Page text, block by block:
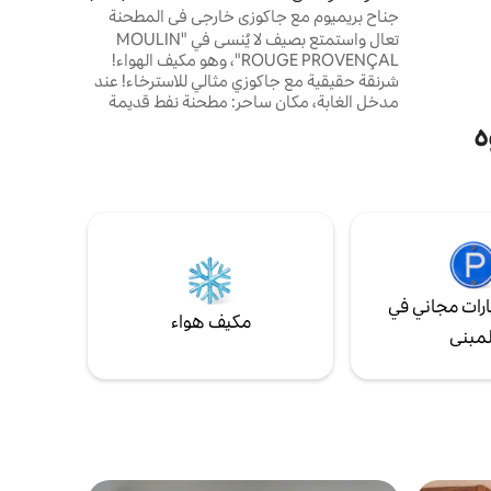
جناح بريميوم مع جاكوزي خارجي في المطحنة
تعال واستمتع بصيف لا يُنسى في "MOULIN
ROUGE PROVENÇAL"، وهو مكيف الهواء!
شرنقة حقيقية مع جاكوزي مثالي للاسترخاء! عند
مدخل الغابة، مكان ساحر: مطحنة نفط قديمة
مجاني في
مكيف هواء